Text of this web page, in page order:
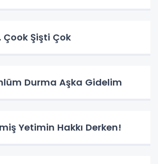
Çook Şişti Çok
Durma Aşka Gidelim
Yetimin Hakkı Derken!